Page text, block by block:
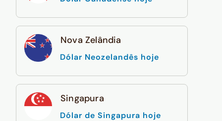
Nova Zelândia
Dólar Neozelandês hoje
Singapura
Dólar de Singapura hoje